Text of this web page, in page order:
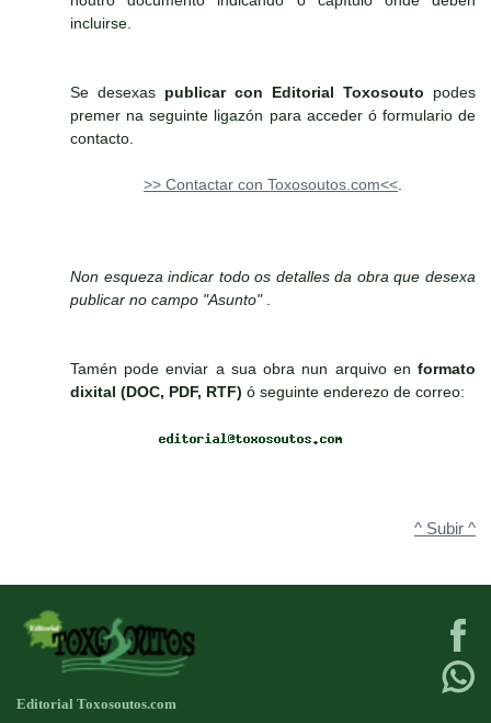
incluirse.
Se desexas publicar con Editorial Toxosouto podes
premer na seguinte ligazón para acceder ó formulario de
contacto.
>> Contactar con Toxosoutos.com<<.
Non esqueza indicar todo os detalles da obra que desexa
publicar no campo "Asunto" .
Tamén pode enviar a sua obra nun arquivo en formato
dixital (DOC, PDF, RTF) ó seguinte enderezo de correo:
^ Subir ^
Editorial Toxosoutos.com